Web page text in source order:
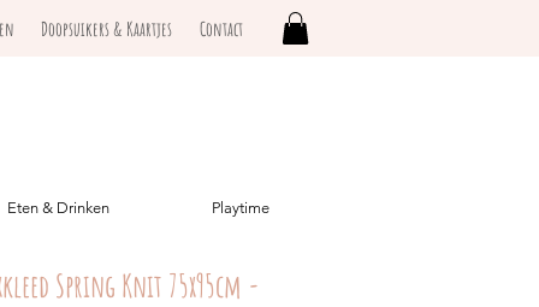
Doopsuikers & Kaartjes Contact
Eten & Drinken Playtime
Spring Knit 75x95cm -